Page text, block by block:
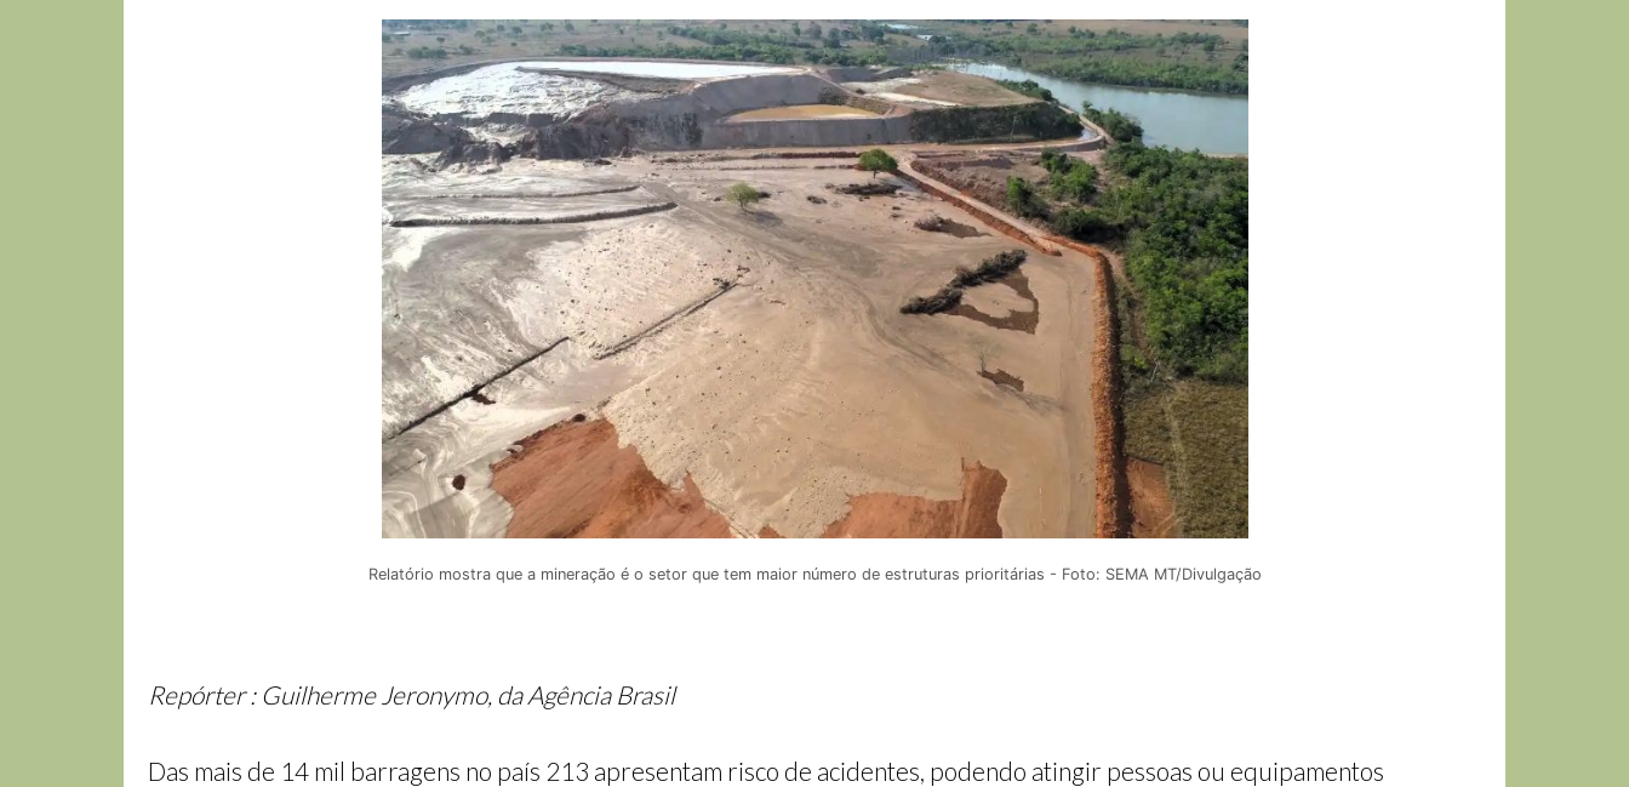
Relatório mostra que a mineração é o setor que tem maior número de estruturas prioritárias - Foto: SEMA MT/Divulgação
Repórter : Guilherme Jeronymo, da Agência Brasil
Das mais de 14 mil barragens no país 213 apresentam risco de acidentes, podendo atingir pessoas ou equipamentos